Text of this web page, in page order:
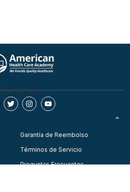
Follow Us:
Garantía de Reembolso
Términos de Servicio
Preguntas Frecuentes